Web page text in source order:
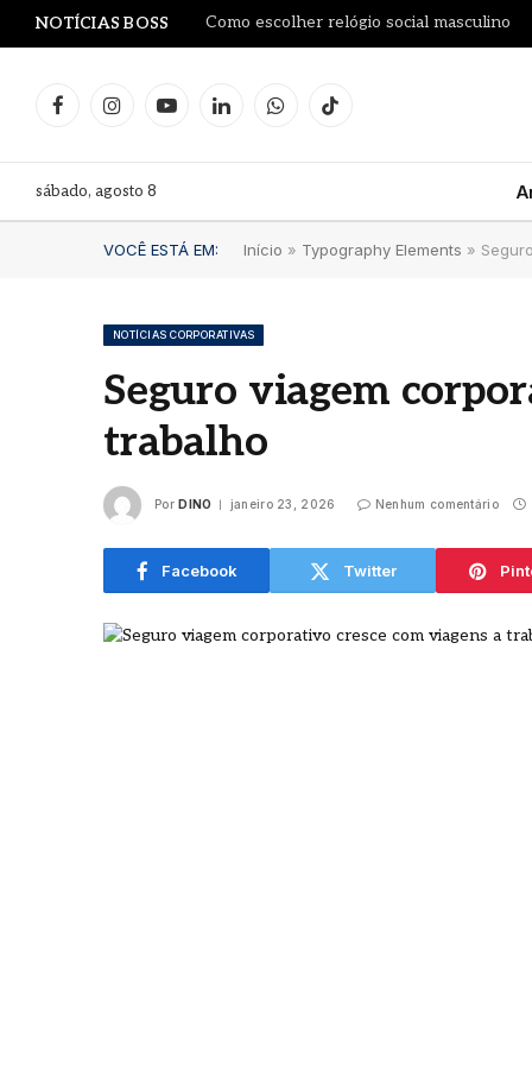
NOTÍCIAS BOSS Como escolher relógio social masculino
FacebookInstagramYouTubeLinkedInWhatsAppTikTok
sábado, agosto 8
VOCÊ ESTÁ EM: Início » Typography Elements »
NOTÍCIAS CORPORATIVAS
Seguro viagem
trabalho
Por DINO janeiro 23, 2026 Nenhum comentário
Facebook Twitter